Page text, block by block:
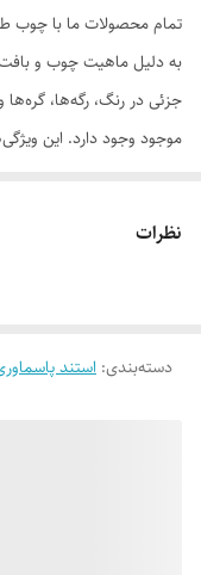
تمام محصولات ما با چوب
به دلیل ماهیت چوب و
جزئی در رنگ، رگه‌ها،
موجود وجود دارد. این
سفارش به‌منزله‌ی پذیرش
نظرات
دسته‌بندی: استند